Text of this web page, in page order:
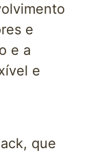
e
e a
e
que